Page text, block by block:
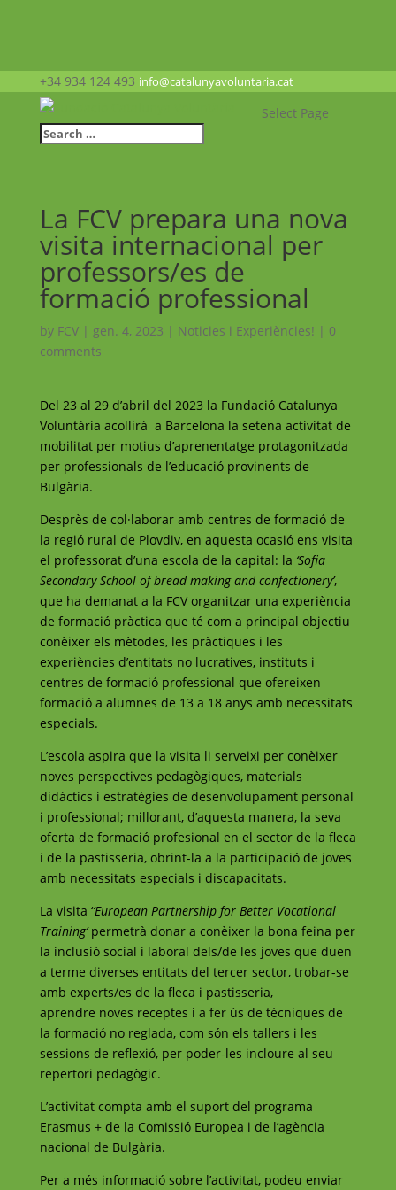
+34 934 124 493 info@catalunyavoluntaria.cat
Select Page
La FCV prepara una nova
visita internacional per
professors/es de
formació professional
by FCV| gen. 4, 2023 | Noticies i Experiències! | 0
comments
Del 23 al 29 d’abril del 2023 la Fundació Catalunya
Voluntària acollirà a Barcelona la setena activitat de
mobilitat per motius d’aprenentatge protagonitzada
per professionals de l’educació provinents de
Bulgària.
Desprès de col·laborar amb centres de formació de
la regió rural de Plovdiv, en aquesta ocasió ens visita
el professorat d’una escola de la capital: la ‘Sofia
Secondary School of bread making and confectionery’,
que ha demanat a la FCV organitzar una experiència
de formació pràctica que té com a principal objectiu
conèixer els mètodes, les pràctiques i les
experiències d’entitats no lucratives, instituts i
centres de formació professional que ofereixen
formació a alumnes de 13 a 18 anys amb necessitats
especials.
L’escola aspira que la visita li serveixi per conèixer
noves perspectives pedagògiques, materials
didàctics i estratègies de desenvolupament personal
i professional; millorant, d’aquesta manera, la seva
oferta de formació profesional en el sector de la fleca
i de la pastisseria, obrint-la a la participació de joves
amb necessitats especials i discapacitats.
La visita ‘‘European Partnership for Better Vocational
Training’permetrà donar a conèixer la bona feina per
la inclusió social i laboral dels/de les joves que duen
a terme diverses entitats del tercer sector, trobar-se
amb experts/es de la fleca i pastisseria,
aprendre noves receptes i a fer ús de tècniques de
la formació no reglada, com són els tallers i les
sessions de reflexió, per poder-les incloure al seu
repertori pedagògic.
L’activitat compta amb el suport del programa
Erasmus + de la Comissió Europea i de l’agència
nacional de Bulgària.
Per a més informació sobre l’activitat, podeu enviar